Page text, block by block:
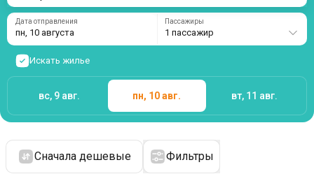
Дата отправления
пн, 10 августа
Пассажиры
1 пассажир
Искать жилье
вс, 9 авг. пн, 10 авг. вт, 11 авг.
Сначала дешевые Фильтры